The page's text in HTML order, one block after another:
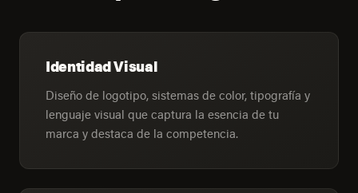
Identidad Visual
Diseño de logotipo, sistemas de color, tipografía y
lenguaje visual que captura la esencia de tu
marca y destaca de la competencia.